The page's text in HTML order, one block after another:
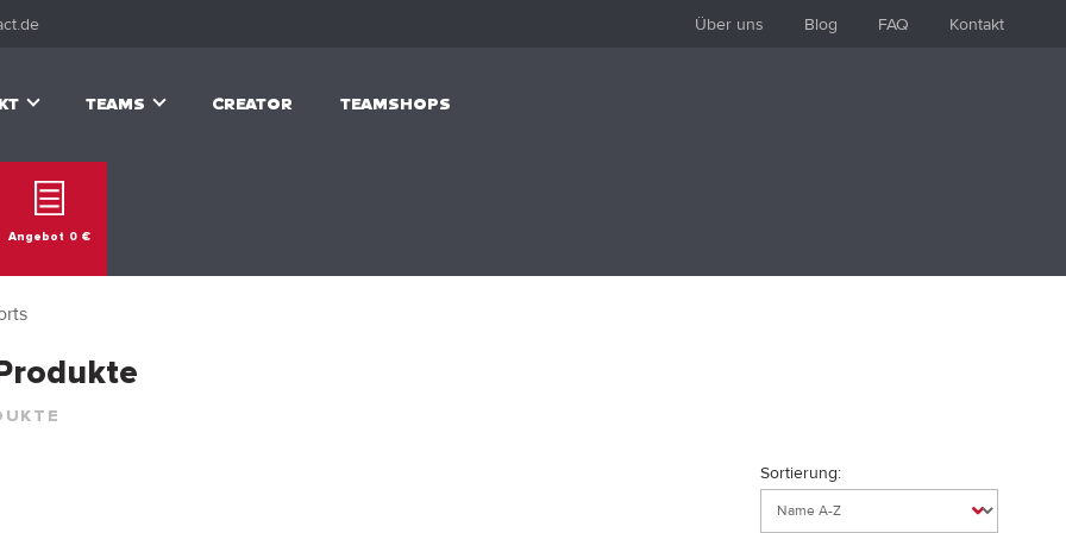
Über uns Blog FAQ Kontakt
TEAMS CREATOR TEAMSHOPS
Angebot 0 €
Sortierung: